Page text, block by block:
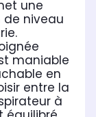
une
de niveau
maniable
en
entre la
à